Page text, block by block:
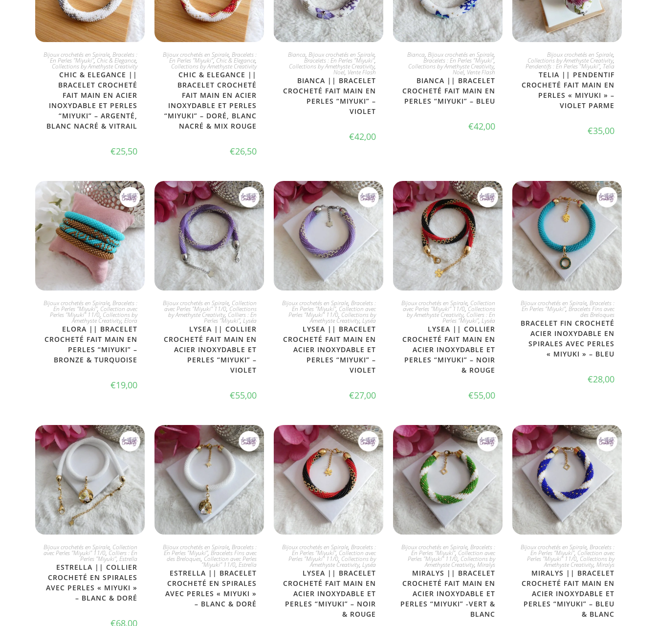
JE L'ADOPTE
Bijoux crochetés en Spirale, Bracelets :
En Perles "Miyuki",Chic & Elegance,
Collections by Amethyste Creativity
CHIC & ELEGANCE ||
BRACELET CROCHETÉ
FAIT MAIN EN ACIER
INOXYDABLE ET PERLES
“MIYUKI” – ARGENTÉ,
BLANC NACRÉ & VITRAIL
€25,50
JE L'ADOPTE
Bijoux crochetés en Spirale, Bracelets :
En Perles "Miyuki",Chic & Elegance,
Collections by Amethyste Creativity
CHIC & ELEGANCE ||
BRACELET CROCHETÉ
FAIT MAIN EN ACIER
INOXYDABLE ET PERLES
“MIYUKI” – DORÉ, BLANC
NACRÉ & MIX ROUGE
€26,50
JE L'ADOPTE
Bianca, Bijoux crochetés en Spirale,
Bracelets : En Perles "Miyuki",
Collections by Amethyste Creativity,
Noel, Vente Flash
BIANCA || BRACELET
CROCHETÉ FAIT MAIN EN
PERLES “MIYUKI” –
VIOLET
€42,00
JE L'ADOPTE
Bianca, Bijoux crochetés en Spirale,
Bracelets : En Perles "Miyuki",
Collections by Amethyste Creativity,
Noel, Vente Flash
BIANCA || BRACELET
CROCHETÉ FAIT MAIN EN
PERLES “MIYUKI” – BLEU
€42,00
JE L'ADOPTE
Bijoux crochetés en Spirale,
Collections by Amethyste Creativity,
Pendentifs : En Perles "Miyuki", Telia
TELIA || PENDENTIF
CROCHETÉ FAIT MAIN EN
PERLES « MIYUKI » –
VIOLET PARME
€35,00
CHOIX DIVERS
Bijoux crochetés en Spirale, Bracelets :
En Perles "Miyuki", Collection avec
Perles "Miyuki" 11/0, Collections by
Amethyste Creativity, Elora
ELORA || BRACELET
CROCHETÉ FAIT MAIN EN
PERLES “MIYUKI” –
BRONZE & TURQUOISE
€19,00
JE L'ADOPTE
Bijoux crochetés en Spirale, Collection
avec Perles "Miyuki" 11/0,Collections
by Amethyste Creativity,Colliers : En
Perles "Miyuki", Lyséa
LYSEA || COLLIER
CROCHETÉ FAIT MAIN EN
ACIER INOXYDABLE ET
PERLES “MIYUKI” –
VIOLET
€55,00
JE L'ADOPTE
Bijoux crochetés en Spirale, Bracelets :
En Perles "Miyuki", Collection avec
Perles "Miyuki" 11/0, Collections by
Amethyste Creativity, Lyséa
LYSEA || BRACELET
CROCHETÉ FAIT MAIN EN
ACIER INOXYDABLE ET
PERLES “MIYUKI” –
VIOLET
€27,00
JE L'ADOPTE
Bijoux crochetés en Spirale, Collection
avec Perles "Miyuki" 11/0,Collections
by Amethyste Creativity,Colliers : En
Perles "Miyuki", Lyséa
LYSEA || COLLIER
CROCHETÉ FAIT MAIN EN
ACIER INOXYDABLE ET
PERLES “MIYUKI” – NOIR
& ROUGE
€55,00
JE L'ADOPTE
Bijoux crochetés en Spirale, Bracelets :
En Perles "Miyuki", Bracelets Fins avec
des Breloques
BRACELET FIN CROCHETÉ
ACIER INOXYDABLE EN
SPIRALES AVEC PERLES
« MIYUKI » – BLEU
€28,00
JE L'ADOPTE
Bijoux crochetés en Spirale, Collection
avec Perles "Miyuki" 11/0, Colliers : En
Perles "Miyuki", Estrella
ESTRELLA || COLLIER
CROCHETÉ EN SPIRALES
AVEC PERLES « MIYUKI »
– BLANC & DORÉ
€68,00
JE L'ADOPTE
Bijoux crochetés en Spirale, Bracelets :
En Perles "Miyuki", Bracelets Fins avec
des Breloques, Collection avec Perles
"Miyuki" 11/0, Estrella
ESTRELLA || BRACELET
CROCHETÉ EN SPIRALES
AVEC PERLES « MIYUKI »
– BLANC & DORÉ
JE L'ADOPTE
Bijoux crochetés en Spirale, Bracelets :
En Perles "Miyuki", Collection avec
Perles "Miyuki" 11/0, Collections by
Amethyste Creativity, Lyséa
LYSEA || BRACELET
CROCHETÉ FAIT MAIN EN
ACIER INOXYDABLE ET
PERLES “MIYUKI” – NOIR
& ROUGE
JE L'ADOPTE
Bijoux crochetés en Spirale, Bracelets :
En Perles "Miyuki", Collection avec
Perles "Miyuki" 11/0, Collections by
Amethyste Creativity, Miralys
MIRALYS || BRACELET
CROCHETÉ FAIT MAIN EN
ACIER INOXYDABLE ET
PERLES “MIYUKI” -VERT &
BLANC
JE L'ADOPTE
Bijoux crochetés en Spirale, Bracelets :
En Perles "Miyuki", Collection avec
Perles "Miyuki" 11/0, Collections by
Amethyste Creativity, Miralys
MIRALYS || BRACELET
CROCHETÉ FAIT MAIN EN
ACIER INOXYDABLE ET
PERLES “MIYUKI” – BLEU
& BLANC